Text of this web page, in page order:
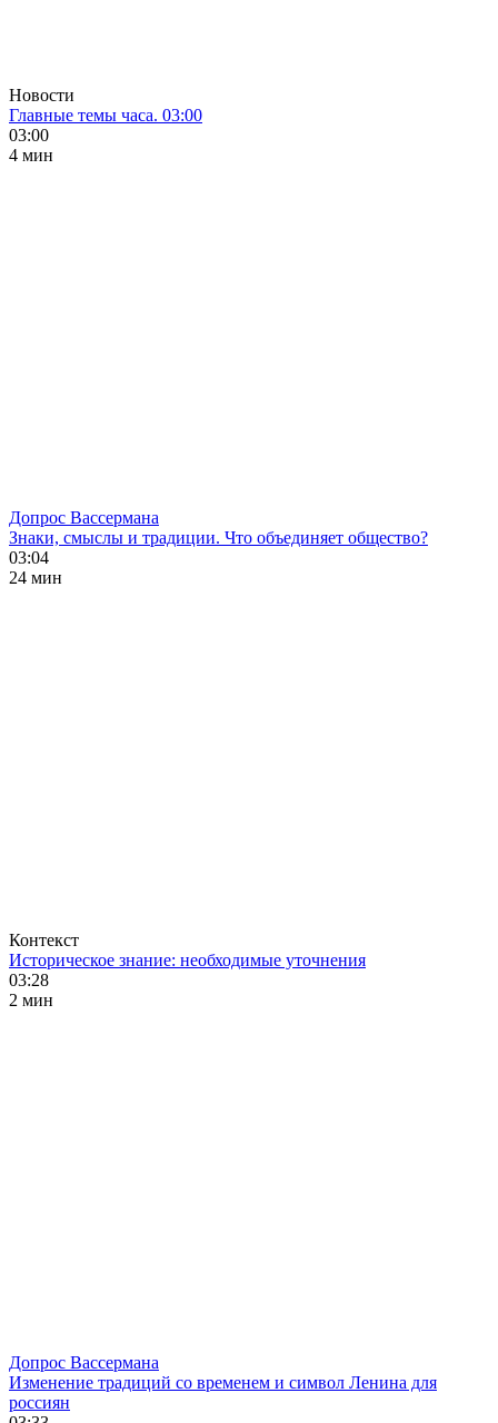
Новости
Главные темы часа. 03:00
03:00
4 мин
Допрос Вассермана
Знаки, смыслы и традиции. Что объединяет общество?
03:04
24 мин
Контекст
Историческое знание: необходимые уточнения
03:28
2 мин
Допрос Вассермана
Изменение традиций со временем и символ Ленина для
россиян